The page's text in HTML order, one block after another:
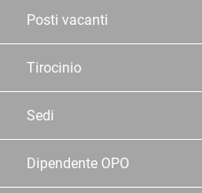
Posti vacanti
Tirocinio
Sedi
Dipendente OPO